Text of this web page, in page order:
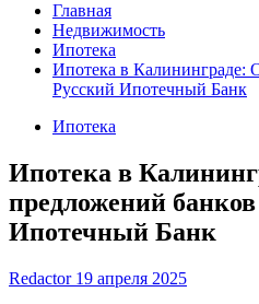
Главная
Недвижимость
Ипотека
Ипотека в Калининграде:
Русский Ипотечный Банк
Ипотека
Ипотека в
предложений
Ипотечный Банк
Redactor 19 апреля 2025